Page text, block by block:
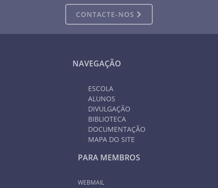
CONTACTE-NOS
NAVEGAÇÃO
ESCOLA
ALUNOS
DIVULGAÇÃO
BIBLIOTECA
DOCUMENTAÇÃO
MAPA DO SITE
PARA MEMBROS
WEBMAIL